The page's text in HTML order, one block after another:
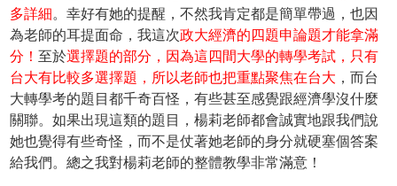
多詳細。幸好有她的提醒，不然我肯定都是簡單帶過，也因
為老師的耳提面命，我這次政大經濟的四題申論題才能拿滿
分！至於選擇題的部分，因為這四間大學的轉學考試，只有
台大有比較多選擇題，所以老師也把重點聚焦在台大 ，而台
大轉學考的題目都千奇百怪，有些甚至感覺跟經濟學沒什麼
關聯。如果出現這類的題目，楊莉老師都會誠實地跟我們說
她也覺得有些奇怪，而不是仗著她老師的身分就硬塞個答案
給我們。總之我對楊莉老師的整體教學非常滿意！